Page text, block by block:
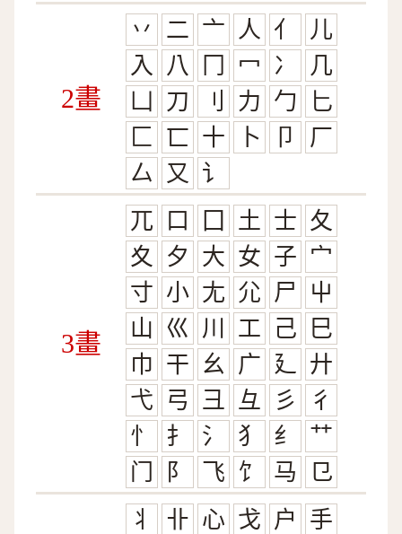
2畫
丷 二 亠 人 亻
儿
入
八 冂 冖 冫
几
凵
刀 刂 力 勹
匕
匚
匸 十 卜 卩
厂
厶
又 讠
3畫
兀 口 囗 土 士 夂
夊
夕 大 女 子 宀
寸 小 尢 尣 尸
屮
山 巛 川 工 己
巳
巾 干 幺 广 廴
廾
弋
弓 彐 彑 彡
彳
忄
扌 氵 犭 纟
艹
门
阝 飞 饣 马 㔾
丬 卝 心 戈 户
手